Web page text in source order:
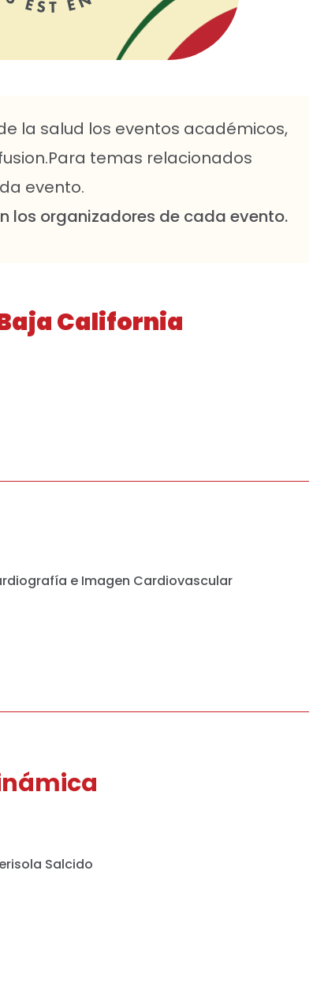
la salud los eventos académicos,
temas relacionados
evento.
los organizadores de cada evento.
California
e Imagen Cardiovascular
Salcido